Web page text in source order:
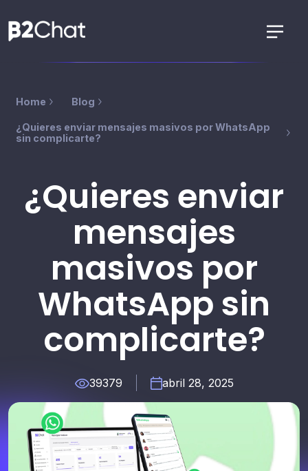
Home Blog
¿Quieres enviar mensajes masivos por WhatsApp
sin complicarte?
¿Quieres enviar
mensajes
masivos por
WhatsApp sin
complicarte?
39379 abril 28, 2025